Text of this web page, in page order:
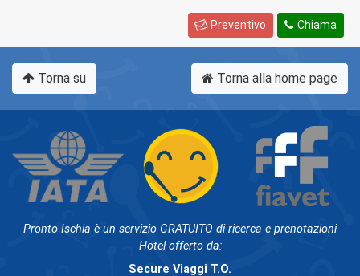
Chiama
Preventivo
Torna su Torna alla home page
Pronto Ischia è un servizio GRATUITO di ricerca e prenotazioni
Hotel offerto da:
Secure Viaggi T.O.